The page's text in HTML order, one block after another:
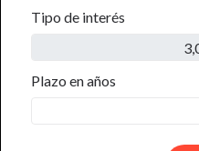
Tipo de interés
Plazo en años